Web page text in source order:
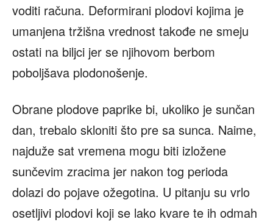
voditi računa. Deformirani plodovi kojima je
umanjena tržišna vrednost takođe ne smeju
ostati na biljci jer se njihovom berbom
poboljšava plodonošenje.
Obrane plodove paprike bi, ukoliko je sunčan
dan, trebalo skloniti što pre sa sunca. Naime,
najduže sat vremena mogu biti izložene
sunčevim zracima jer nakon tog perioda
dolazi do pojave ožegotina. U pitanju su vrlo
osetljivi plodovi koji se lako kvare te ih odmah